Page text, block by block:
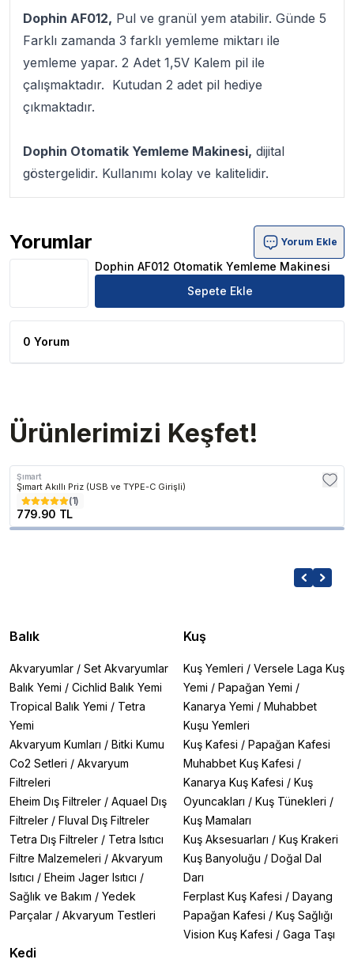
Dophin AF012, Pul ve granül yem atabilir. Günde 5
Farklı zamanda 3 farklı yemleme miktarı ile
yemleme yapar. 2 Adet 1,5V Kalem pil ile
çalışmaktadır. Kutudan 2 adet pil hediye
çıkmaktadır.
Dophin Otomatik Yemleme Makinesi, dijital
göstergelidir. Kullanımı kolay ve kalitelidir.
Yorumlar
Dophin AF012 Otomatik Yemleme Makinesi Ürün
Yorum Ekle
Dophin AF012 Otomatik Yemleme Makinesi
Sepete Ekle
0 Yorum
Ürünlerimizi Keşfet!
Şımart
Şımart Akıllı Priz (USB ve TYPE-C Girişli)
(1)
779.90 TL
Balık
Akvaryumlar / Set Akvaryumlar
Balık Yemi / Cichlid Balık Yemi
Tropical Balık Yemi / Tetra
Yemi
Akvaryum Kumları / Bitki Kumu
Co2 Setleri / Akvaryum
Filtreleri
Eheim Dış Filtreler / Aquael Dış
Filtreler / Fluval Dış Filtreler
Tetra Dış Filtreler / Tetra Isıtıcı
Filtre Malzemeleri / Akvaryum
Isıtıcı / Eheim Jager Isıtıcı /
Sağlık ve Bakım / Yedek
Parçalar / Akvaryum Testleri
Kedi
Kuş
Kuş Yemleri / Versele Laga Kuş
Yemi / Papağan Yemi /
Kanarya Yemi / Muhabbet
Kuşu Yemleri
Kuş Kafesi / Papağan Kafesi
Muhabbet Kuş Kafesi /
Kanarya Kuş Kafesi / Kuş
Oyuncakları / Kuş Tünekleri /
Kuş Mamaları
Kuş Aksesuarları / Kuş Krakeri
Kuş Banyoluğu / Doğal Dal
Darı
Ferplast Kuş Kafesi / Dayang
Papağan Kafesi / Kuş Sağlığı
Vision Kuş Kafesi / Gaga Taşı